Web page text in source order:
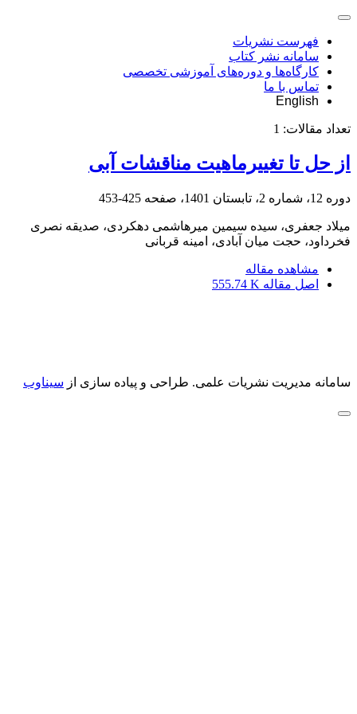
فهرست نشریات
سامانه نشر کتاب
کارگاه‌ها و دوره‌های آموزشی تخصصی
تماس با ما
English
تعداد مقالات: 1
از حل تا تغییرماهیت مناقشات آبی
دوره 12، شماره 2، تابستان 1401، صفحه 425-453
میلاد جعفری، سیده سیمین میرهاشمی دهکردی، صدیقه نصری
فخرداود، حجت میان آبادی، امینه قربانی
مشاهده مقاله
اصل مقاله 555.74 K
سامانه مدیریت نشریات علمی. طراحی و پیاده سازی از سیناوب